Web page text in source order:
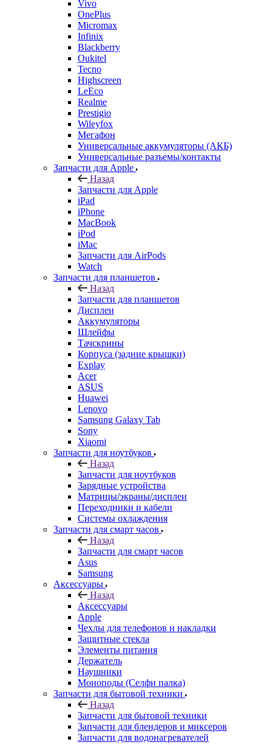
Vivo
OnePlus
Micromax
Infinix
Blackberry
Oukitel
Tecno
Highscreen
LeEco
Realme
Prestigio
Wileyfox
Мегафон
Универсальные аккумуляторы (АКБ)
Универсальные разъемы/контакты
Запчасти для Apple
Назад
Запчасти для Apple
iPad
iPhone
MacBook
iPod
iMac
Запчасти для AirPods
Watch
Запчасти для планшетов
Назад
Запчасти для планшетов
Дисплеи
Аккумуляторы
Шлейфы
Тачскрины
Корпуса (задние крышки)
Explay
Acer
ASUS
Huawei
Lenovo
Samsung Galaxy Tab
Sony
Xiaomi
Запчасти для ноутбуков
Назад
Запчасти для ноутбуков
Зарядные устройства
Матрицы/экраны/дисплеи
Переходники и кабели
Системы охлаждения
Запчасти для смарт часов
Назад
Запчасти для смарт часов
Asus
Samsung
Аксессуары
Назад
Аксессуары
Apple
Чехлы для телефонов и накладки
Защитные стекла
Элементы питания
Держатель
Наушники
Моноподы (Селфи палка)
Запчасти для бытовой техники
Назад
Запчасти для бытовой техники
Запчасти для блендеров и миксеров
Запчасти для водонагревателей